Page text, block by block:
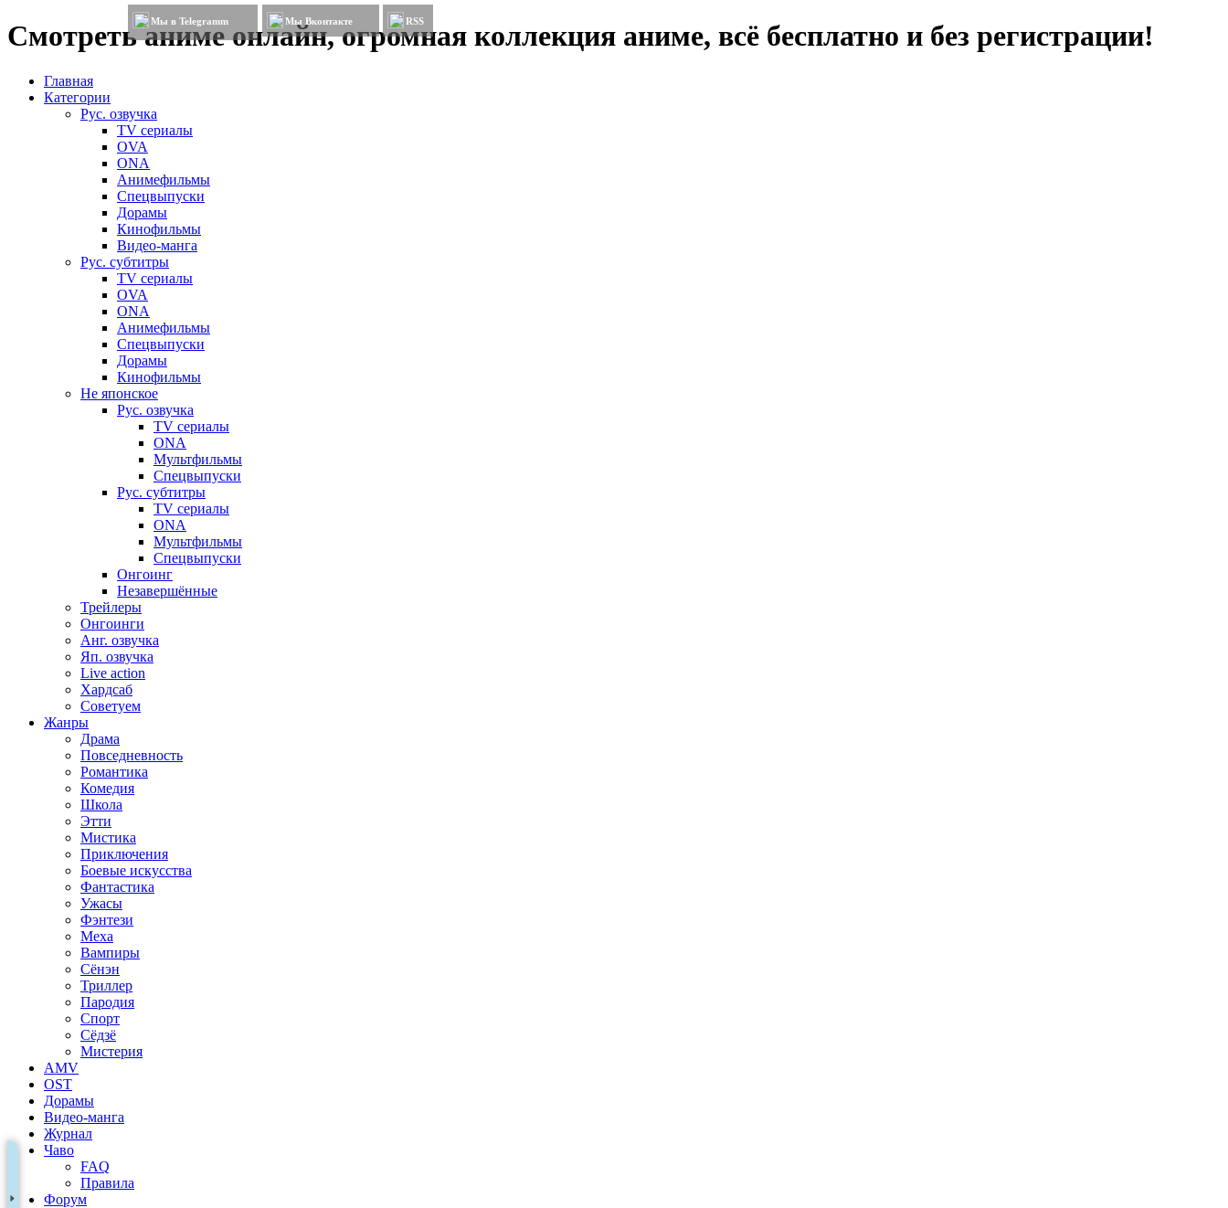
Смотреть аниме онлайн, огромная коллекция аниме, всё бесплатно и без регистрации!
Мы в Telegramm Мы Вконтакте RSS
Главная
Категории
Рус. озвучка
TV сериалы
OVA
ONA
Анимефильмы
Спецвыпуски
Дорамы
Кинофильмы
Видео-манга
Рус. субтитры
TV сериалы
OVA
ONA
Анимефильмы
Спецвыпуски
Дорамы
Кинофильмы
Не японское
Рус. озвучка
TV сериалы
ONA
Мультфильмы
Спецвыпуски
Рус. субтитры
TV сериалы
ONA
Мультфильмы
Спецвыпуски
Онгоинг
Незавершённые
Трейлеры
Онгоинги
Анг. озвучка
Яп. озвучка
Live action
Хардсаб
Советуем
Жанры
Драма
Повседневность
Романтика
Комедия
Школа
Этти
Мистика
Приключения
Боевые искусства
Фантастика
Ужасы
Фэнтези
Меха
Вампиры
Сёнэн
Триллер
Пародия
Спорт
Сёдзё
Мистерия
AMV
OST
Дорамы
Видео-манга
Журнал
Чаво
FAQ
Правила
Форум